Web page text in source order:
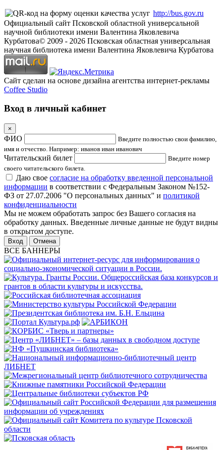
http://bus.gov.ru
Официальный сайт Псковской областной универсальной
научной библиотеки имени Валентина Яковлевича
Курбатова© 2009 - 2026 Псковская областная универсальная
научная библиотека имени Валентина Яковлевича Курбатова
Сайт сделан на основе дизайна агентства интернет-рекламы
Coffee Studio
Вход в личный кабинет
×
ФИО
Введите полностью свои фамилию,
имя и отчество. Например: иванов иван иванович
Читательский билет
Введите номер
своего читательского билета.
Даю свое согласие на обработку введенной персональной
информации в соответствии с Федеральным Законом №152-
ФЗ от 27.07.2006 "О персональных данных" и политикой
конфиденциальности
Мы не можем обработать запрос без Вашего согласия на
обработку данных. Введенные личные данные не будут видны
в открытом доступе.
Отмена
ВСЕ БАННЕРЫ